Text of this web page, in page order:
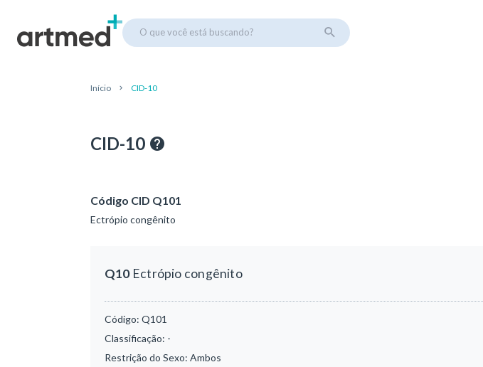
O que você está buscando?
Início CID-10
CID-10
Código CID Q101
Ectrópio congênito
Q10Ectrópio congênito
Código: Q101
Classificação: -
Restrição do Sexo: Ambos